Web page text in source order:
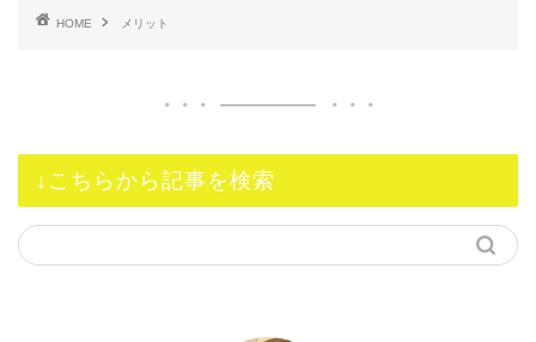
HOME メリット
↓こちらから記事を検索